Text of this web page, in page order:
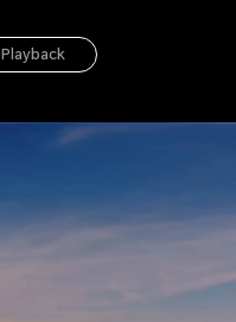
Playback